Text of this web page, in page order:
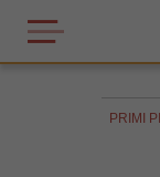
PRIMI